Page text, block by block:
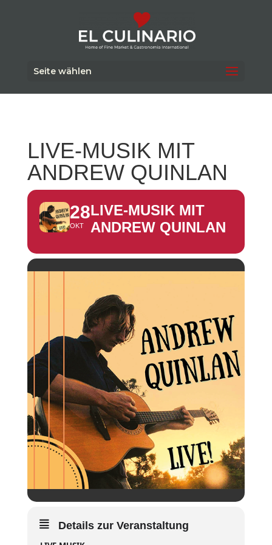
Seite wählen
LIVE-MUSIK MIT
ANDREW QUINLAN
28
OKT
LIVE-MUSIK MIT
ANDREW QUINLAN
Details zur Veranstaltung